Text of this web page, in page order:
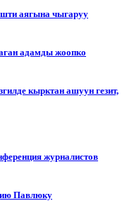
аягына чыгаруу
адамды жоопко
кырктан ашуун гезит,
журналистов
Павлюку